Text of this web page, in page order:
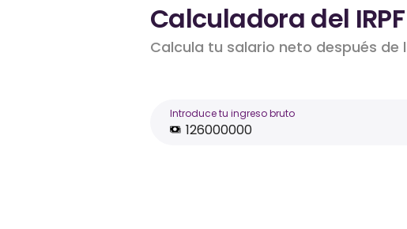
Calculadora del
Calcula tu salario neto después de
Introduce tu ingreso bruto